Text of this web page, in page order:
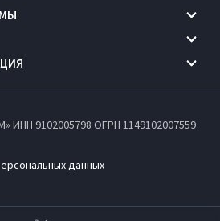
ИНН 9102005798 ОГРН 1149102007559
данных